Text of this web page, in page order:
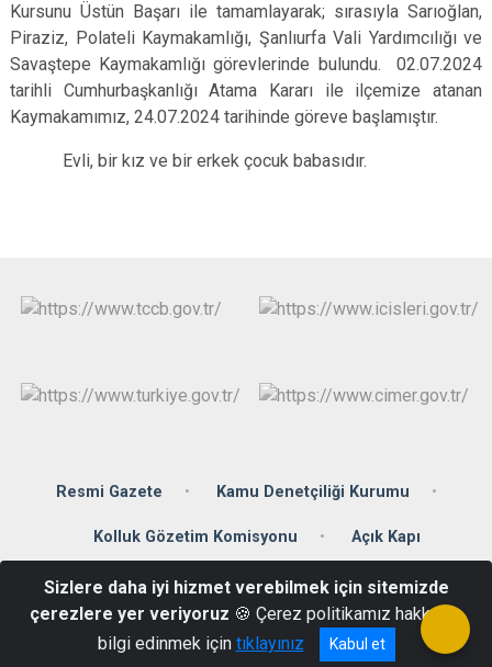
Kursunu Üstün Başarı ile tamamlayarak; sırasıyla Sarıoğlan,
Piraziz, Polateli Kaymakamlığı, Şanlıurfa Vali Yardımcılığı ve
Savaştepe Kaymakamlığı görevlerinde bulundu. 02.07.2024
tarihli Cumhurbaşkanlığı Atama Kararı ile ilçemize atanan
Kaymakamımız, 24.07.2024 tarihinde göreve başlamıştır.
Evli, bir kız ve bir erkek çocuk babasıdır.
Resmi Gazete Kamu Denetçiliği Kurumu
Kolluk Gözetim Komisyonu Açık Kapı
Hürriyet Mah. Mustafa Kemal Caddesi no 171 Kahta
0(416)725 50 05
Sizlere daha iyi hizmet verebilmek için sitemizde
çerezlere yer veriyoruz 🍪 Çerez politikamız hakkında
bilgi edinmek için tıklayınız Kabul et